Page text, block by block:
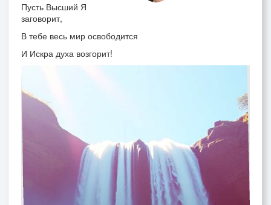
Пусть Высший Я
заговорит,
В тебе весь мир освободится
И Искра духа возгорит!